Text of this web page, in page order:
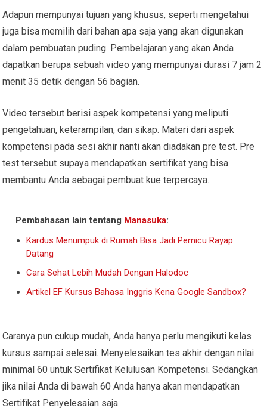
Adapun mempunyai tujuan yang khusus, seperti mengetahui
juga bisa memilih dari bahan apa saja yang akan digunakan
dalam pembuatan puding. Pembelajaran yang akan Anda
dapatkan berupa sebuah video yang mempunyai durasi 7 jam 2
menit 35 detik dengan 56 bagian.
Video tersebut berisi aspek kompetensi yang meliputi
pengetahuan, keterampilan, dan sikap. Materi dari aspek
kompetensi pada sesi akhir nanti akan diadakan pre test. Pre
test tersebut supaya mendapatkan sertifikat yang bisa
membantu Anda sebagai pembuat kue terpercaya.
Pembahasan lain tentang Manasuka:
Kardus Menumpuk di Rumah Bisa Jadi Pemicu Rayap
Datang
Cara Sehat Lebih Mudah Dengan Halodoc
Artikel EF Kursus Bahasa Inggris Kena Google Sandbox?
Caranya pun cukup mudah, Anda hanya perlu mengikuti kelas
kursus sampai selesai. Menyelesaikan tes akhir dengan nilai
minimal 60 untuk Sertifikat Kelulusan Kompetensi. Sedangkan
jika nilai Anda di bawah 60 Anda hanya akan mendapatkan
Sertifikat Penyelesaian saja.